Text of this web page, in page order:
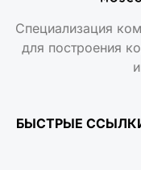
Специализация
для построения
БЫСТРЫЕ